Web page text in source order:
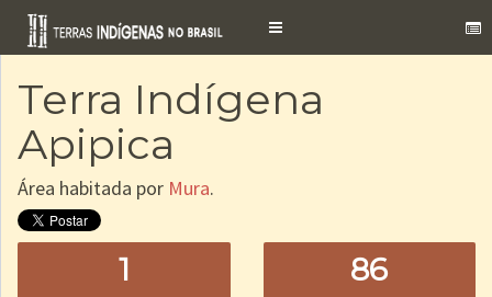
Toggle
Terra Indígena
Apipica
Área habitada por Mura.
1 86